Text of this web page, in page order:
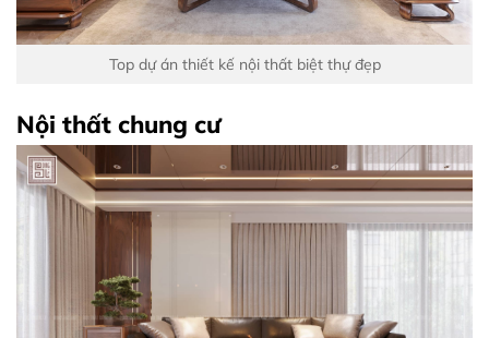
Top dự án thiết kế nội thất biệt thự đẹp
Nội thất chung cư